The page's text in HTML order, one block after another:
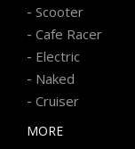
- Scooter
- Cafe Racer
- Electric
- Naked
- Cruiser
MORE